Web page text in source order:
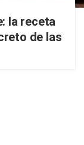
la receta
de las